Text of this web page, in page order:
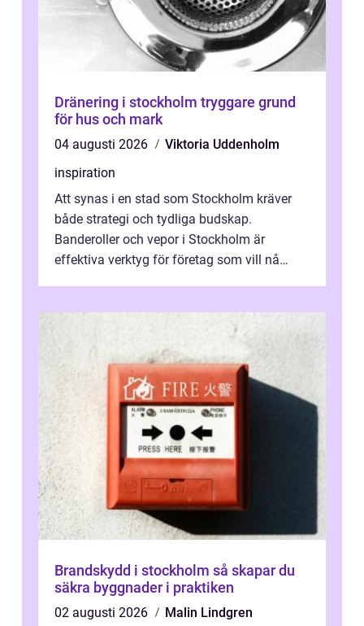
Dränering i stockholm tryggare grund
för hus och mark
04 augusti 2026
Viktoria Uddenholm
inspiration
Att synas i en stad som Stockholm kräver
både strategi och tydliga budskap.
Banderoller och vepor i Stockholm är
effektiva verktyg för företag som vill nå
Brandskydd i stockholm så skapar du
säkra byggnader i praktiken
02 augusti 2026
Malin Lindgren